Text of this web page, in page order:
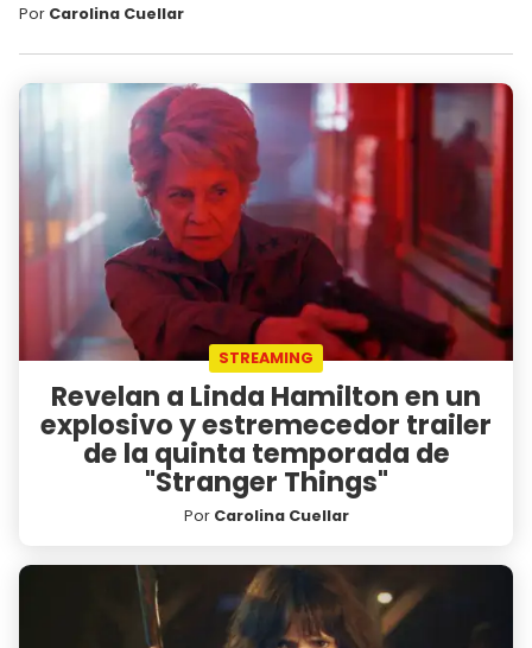
Por Carolina Cuellar
STREAMING
Revelan a Linda Hamilton en un
explosivo y estremecedor trailer
de la quinta temporada de
"Stranger Things"
Por Carolina Cuellar